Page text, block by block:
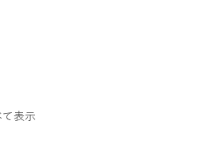
て表示